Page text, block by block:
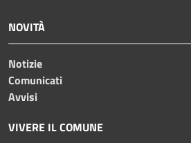
NOVITÀ
Notizie
Comunicati
Avvisi
VIVERE IL COMUNE